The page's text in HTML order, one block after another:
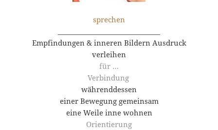
sprechen
Empfindungen & inneren Bildern Ausdruck
verleihen
für …
Verbindung
währenddessen
einer Bewegung gemeinsam
eine Weile inne wohnen
Orientierung